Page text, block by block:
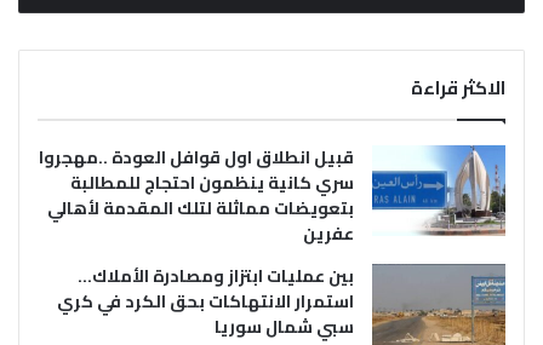
الاكثر قراءة
قبيل انطلاق اول قوافل العودة ..مهجروا
سري كانية ينظمون احتجاج للمطالبة
بتعويضات مماثلة لتلك المقدمة لأهالي
عفرين
بين عمليات ابتزاز ومصادرة الأملاك…
استمرار الانتهاكات بحق الكرد في كري
سبي شمال سوريا